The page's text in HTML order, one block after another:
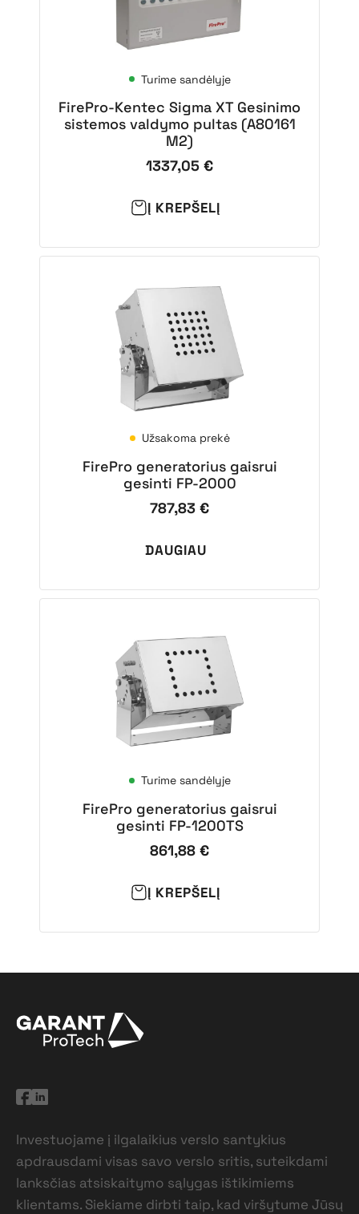
Turime sandėlyje
FirePro-Kentec Sigma XT Gesinimo
sistemos valdymo pultas (A80161
M2)
1337,05 €
Į KREPŠELĮ
Užsakoma prekė
FirePro generatorius gaisrui
gesinti FP-2000
787,83 €
DAUGIAU
Turime sandėlyje
FirePro generatorius gaisrui
gesinti FP-1200TS
861,88 €
Į KREPŠELĮ
Investuojame į ilgalaikius verslo santykius
apdrausdami visas savo verslo sritis, suteikdami
lanksčias atsiskaitymo sąlygas ištikimiems
klientams. Siekiame dirbti taip, kad viršytume Jūsų